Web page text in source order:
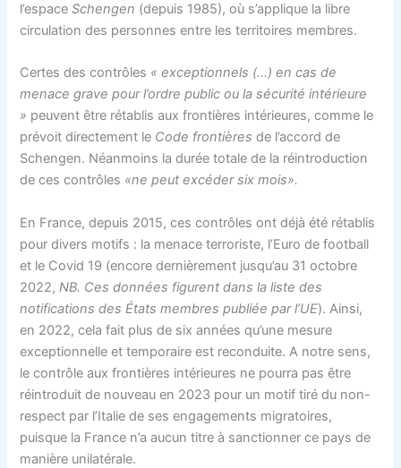
l’espaceSchengen (depuis 1985), où s’applique la libre
circulation des personnes entre les territoires membres.
Certes des contrôles « exceptionnels (…) en cas de
menace grave pour l’ordre public ou la sécurité intérieure
» peuvent être rétablis aux frontières intérieures, comme le
prévoit directement le Code frontières de l’accord de
Schengen. Néanmoins la durée totale de la réintroduction
de ces contrôles «ne peut excéder six mois».
En France, depuis 2015, ces contrôles ont déjà été rétablis
pour divers motifs : la menace terroriste, l’Euro de football
et le Covid 19 (encore dernièrement jusqu’au 31 octobre
2022, NB. Ces données figurent dans la liste des
notifications des États membres publiée par l’UE). Ainsi,
en 2022, cela fait plus de six années qu’une mesure
exceptionnelle et temporaire est reconduite. A notre sens,
le contrôle aux frontières intérieures ne pourra pas être
réintroduit de nouveau en 2023 pour un motif tiré du non-
respect par l’Italie de ses engagements migratoires,
puisque la France n’a aucun titre à sanctionner ce pays de
manière unilatérale.